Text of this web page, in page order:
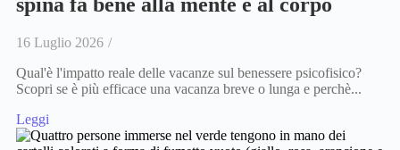
16 Luglio 2026 /
Qual'è l'impatto reale delle vacanze sul benessere psicofisico?
Scopri se è più efficace una vacanza breve o lunga e perchè...
Leggi